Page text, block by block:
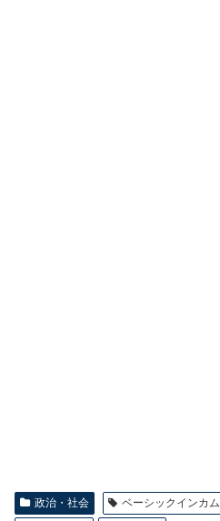
政治・社会 ベーシックインカム